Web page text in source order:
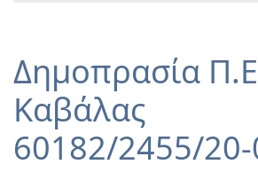
Δημοπρασία
Καβάλας
60182/2455/